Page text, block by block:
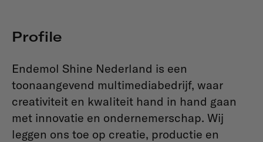
Profile
Endemol Shine Nederland is een
toonaangevend multimediabedrijf, waar
creativiteit en kwaliteit hand in hand gaan
met innovatie en ondernemerschap. Wij
leggen ons toe op creatie, productie en